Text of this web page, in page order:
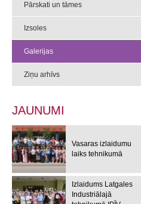
Pārskati un tāmes
Izsoles
Galerijas
Ziņu arhīvs
JAUNUMI
Vasaras izlaidumu
laiks tehnikumā
Izlaidums Latgales
Industriālajā